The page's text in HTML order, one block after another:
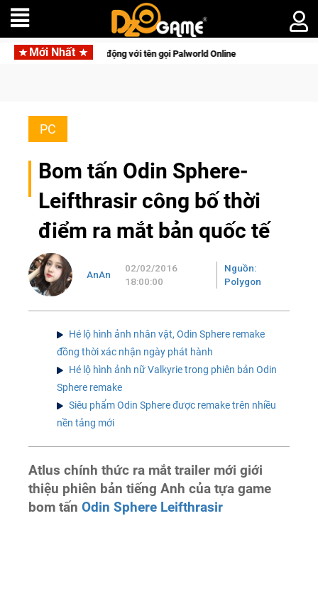
Mới Nhất
động với tên gọi Palworld Online Gia Nhập Closed Beta
PC
Bom tấn Odin Sphere-
Leifthrasir công bố thời
điểm ra mắt bản quốc tế
AnAn
02/02/2016
18:00:00
Nguồn:
Polygon
Hé lộ hình ảnh nhân vật, Odin Sphere remake
đồng thời xác nhận ngày phát hành
Hé lộ hình ảnh nữ Valkyrie trong phiên bản Odin
Sphere remake
Siêu phẩm Odin Sphere được remake trên nhiều
nền tảng mới
Atlus chính thức ra mắt trailer mới giới
thiệu phiên bản tiếng Anh của tựa game
bom tấnOdin Sphere Leifthrasir